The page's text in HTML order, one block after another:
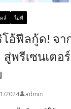
ล์ ไอที
อ้ฟีลกู้ด! จา
สู่พรีเซนเต
2024 admin